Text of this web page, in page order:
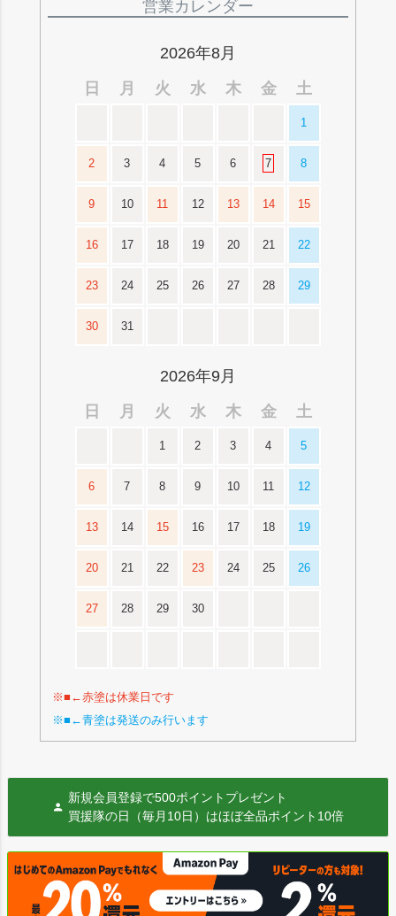
営業カレンダー
2026年8月
日
月 火 水 木 金 土
1
2 3 4 5 6 7 8
9 10 11 12 13 14 15
16 17 18 19 20 21 22
23 24 25 26 27 28 29
30 31
2026年9月
日
月 火 水 木 金 土
1 2 3 4 5
6 7 8 9 10 11 12
13 14 15 16 17 18 19
20 21 22 23 24 25 26
27 28 29 30
※■←赤塗は休業日です
※■←青塗は発送のみ行います
新規会員登録で500ポイントプレゼント
買援隊の日（毎月10日）はほぼ全品ポイント10倍